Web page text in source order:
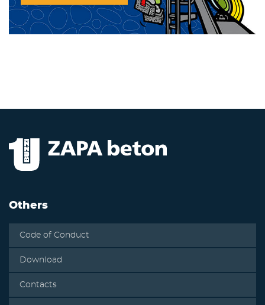
Others
Code of Conduct
Download
Contacts